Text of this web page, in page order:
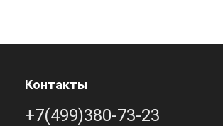
Контакты
+7(499)380-73-23